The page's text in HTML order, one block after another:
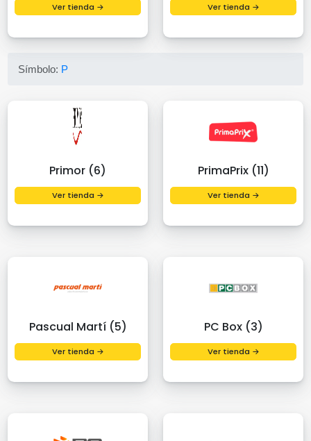
Ver tienda → Ver tienda →
Símbolo: P
Primor (6)
Ver tienda →
PrimaPrix (11)
Ver tienda →
Pascual Martí (5)
Ver tienda →
PC Box (3)
Ver tienda →